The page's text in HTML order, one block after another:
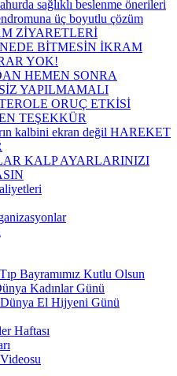
sağlıklı beslenme önerileri
üç boyutlu çözüm
ZİYARETLERİ
BİTMESİN İKRAM
YOK!
HEMEN SONRA
YAPILMAMALI
ORUÇ ETKİSİ
TEŞEKKÜR
kalbini ekran değil HAREKET
KALP AYARLARINIZI
Bayramımız Kutlu Olsun
Kadınlar Günü
Dünya El Hijyeni Günü
Haftası